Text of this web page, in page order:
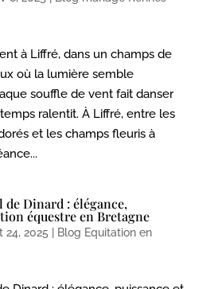
à Liffré, dans un champs de
où la lumière semble
souffle de vent fait danser
ralentit. À Liffré, entre les
et les champs fleuris à
Dinard : élégance,
équestre en Bretagne
24, 2025 | Blog Equitation en